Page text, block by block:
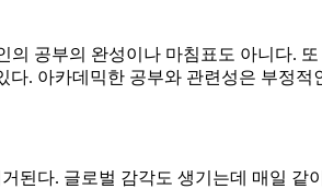
공부의 완성이나 마침표도 아니다.
. 아카데믹한 공부와 관련성은 부정
된다. 글로벌 감각도 생기는데 매일